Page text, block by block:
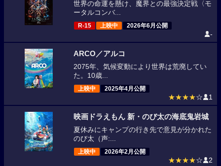
世界の命運を懸け、魔界との最強決定戦〈モ
ータルコンバ...
R-15 上映中 2026年6月公開
-
ARCO／アルコ
2075年、気候変動により世界は荒廃してい
た。10歳...
上映中 2025年4月公開
★★★★☆ 1
映画ドラえもん 新・のび太の海底鬼岩城
夏休みにキャンプの行き先で意見が分かれた
のび太（声:...
上映中 2026年2月公開
★★★★☆ 2